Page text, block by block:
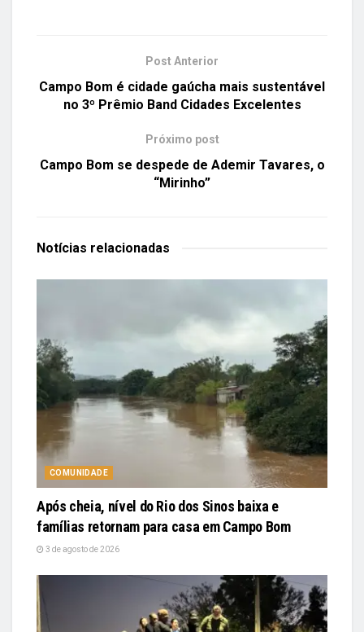
Post Anterior
Campo Bom é cidade gaúcha mais sustentável
no 3º Prêmio Band Cidades Excelentes
Próximo post
Campo Bom se despede de Ademir Tavares, o
“Mirinho”
Notícias relacionadas
COMUNIDADE
Após cheia, nível do Rio dos Sinos baixa e
famílias retornam para casa em Campo Bom
3 de agosto de 2026